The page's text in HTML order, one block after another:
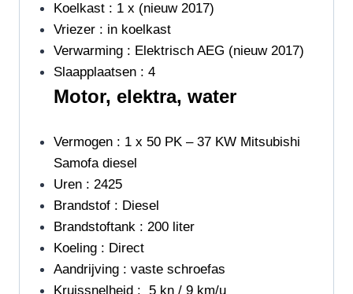
Koelkast : 1 x (nieuw 2017)
Vriezer : in koelkast
Verwarming : Elektrisch AEG (nieuw 2017)
Slaapplaatsen : 4
Motor, elektra, water
Vermogen : 1 x 50 PK – 37 KW Mitsubishi
Samofa diesel
Uren : 2425
Brandstof : Diesel
Brandstoftank : 200 liter
Koeling : Direct
Aandrijving : vaste schroefas
Kruissnelheid : 5 kn / 9 km/u